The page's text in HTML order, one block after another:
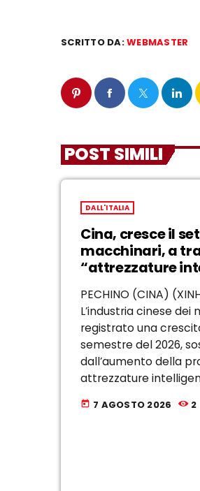
SCRITTO DA:WEBMASTER
POST SIMILI
DALL'ITALIA
Cina, cresce il
macchinari, a
“attrezzature
PECHINO (CINA)
L’industria cinese dei
registrato una
semestre del 2026,
dall’aumento della
attrezzature
utensili di fascia alta,
diffusi oggi dalla
today 7 AGOSTO 2026 2